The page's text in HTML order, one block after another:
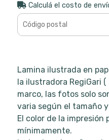
Calculá el costo de
Lamina ilustrada en
la ilustradora RegiGari
marco, las fotos solo
varia según el tamaño
El color de la impresión
mínimamente.